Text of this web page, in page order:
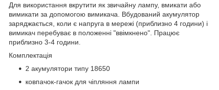
Для використання вкрутити як звичайну лампу, вмикати або
вимикати за допомогою вимикача. Вбудований акумулятор
заряджається, коли є напруга в мережі (приблизно 4 години) і
вимикач перебуває в положенні "ввімкнено". Працює
приблизно 3-4 години.
Комплектація
2 акумулятори типу 18650
ковпачок-гачок для чіпляння лампи